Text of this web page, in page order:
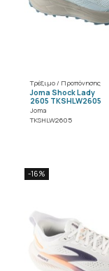
Τρέξιμο / Προπόνησης
Joma Shock Lady
2605 TKSHLW2605
Joma
TKSHLW2605
-16%